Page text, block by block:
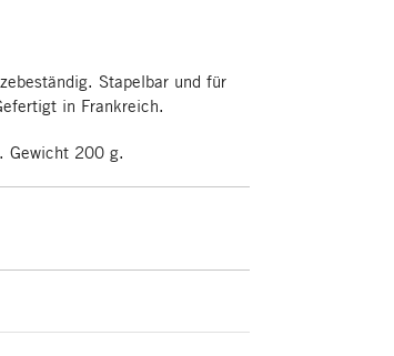
Stapelbar und für
in Frankreich.
Gewicht 200 g.